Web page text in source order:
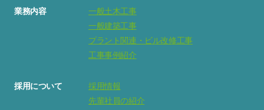
業務内容
一般土木工事
一般建築工事
プラント関連・ビル改修工事
工事事例紹介
採用について
採用情報
先輩社員の紹介